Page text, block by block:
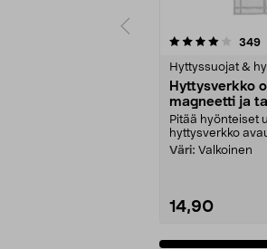
349
Hyttyssuojat &
Hyttysverkko
magneetti ja
x 220 cm
Pitää hyönteiset
hyttysverkko
Väri: Valkoinen
14,90
4.0